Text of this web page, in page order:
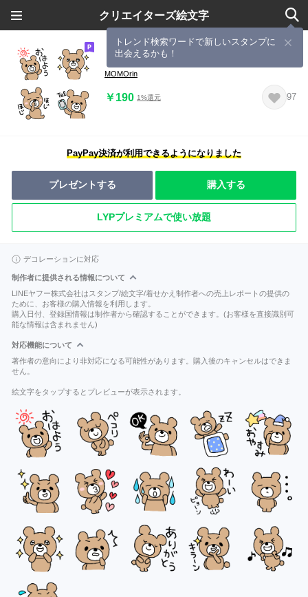
クリエイターズ絵文字
トレンド検索ワードで新しいスタンプに
出会えるかも！
くまっくま絵文字
MOMOrin
￥190 1%還元 97
PayPay決済が利用できるようになりました
プレゼントする 購入する
LYPプレミアムで使い放題
デコレーションに対応
制作者に提供される情報について
LINEヤフー株式会社はスタンプ/絵文字/着せかえ制作者への売上レポートの提供の
ために、お客様の購入情報を利用します。
購入日付、登録国情報は制作者から確認することができます。(お客様を直接識別可
能な情報は含まれません)
対応機能について
著作者の意向により非対応になる可能性があります。購入後のキャンセルはできま
せん。
絵文字をタップするとプレビューが表示されます。